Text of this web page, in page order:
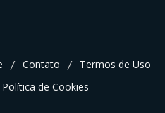
/ Contato / Termos de Uso
Política de Cookies